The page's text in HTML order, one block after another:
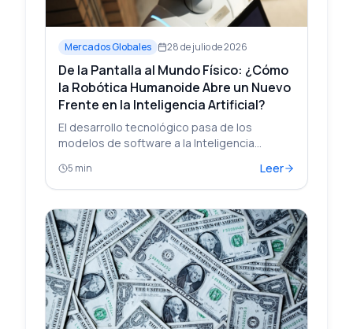
Mercados Globales 28 de julio de 2026
De la Pantalla al Mundo Físico: ¿Cómo
la Robótica Humanoide Abre un Nuevo
Frente en la Inteligencia Artificial?
El desarrollo tecnológico pasa de los
modelos de software a la Inteligencia
suministro global y el impacto en los
mercados financieros.
5 min Leer